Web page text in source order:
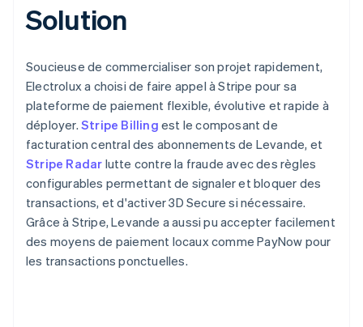
Solution
Soucieuse de commercialiser son projet rapidement,
Electrolux a choisi de faire appel à Stripe pour sa
plateforme de paiement flexible, évolutive et rapide à
déployer. Stripe Billing est le composant de
facturation central des abonnements de Levande, et
Stripe Radar lutte contre la fraude avec des règles
configurables permettant de signaler et bloquer des
transactions, et d'activer 3D Secure si nécessaire.
Grâce à Stripe, Levande a aussi pu accepter facilement
des moyens de paiement locaux comme PayNow pour
les transactions ponctuelles.